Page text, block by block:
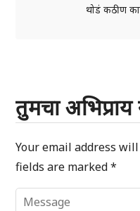
थोडं कठीण
तुमचा अभिप्राय
Your email address
fields are marked*